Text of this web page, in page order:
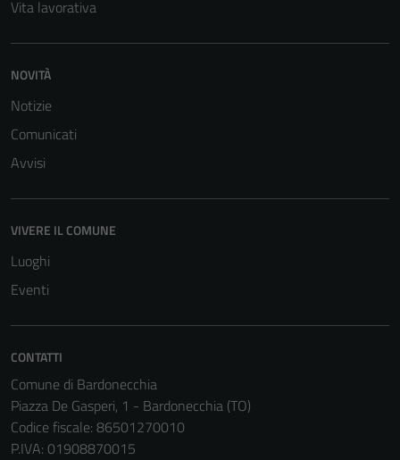
Vita lavorativa
NOVITÀ
Notizie
Comunicati
Avvisi
VIVERE IL COMUNE
Luoghi
Eventi
CONTATTI
Comune di Bardonecchia
Piazza De Gasperi, 1 - Bardonecchia (TO)
Codice fiscale: 86501270010
P.IVA: 01908870015
disabilitati.
sono